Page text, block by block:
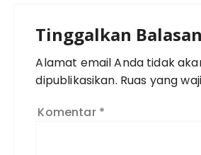
Tinggalkan Balasan
Alamat email Anda tidak
dipublikasikan. Ruas yang
Komentar *